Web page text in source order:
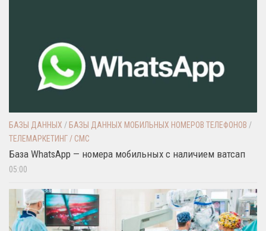
БАЗЫ ДАННЫХ / БАЗЫ ДАННЫХ МОБИЛЬНЫХ НОМЕРОВ ТЕЛЕФОНОВ /
ТЕЛЕМАРКЕТИНГ / СМС
База WhatsApp — номера мобильных с наличием ватсап
05:00